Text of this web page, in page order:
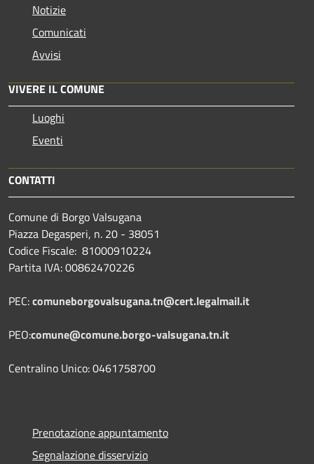
Notizie
Comunicati
Avvisi
VIVERE IL COMUNE
Luoghi
Eventi
CONTATTI
Comune di Borgo Valsugana
Piazza Degasperi, n. 20 - 38051
Codice Fiscale: 81000910224
Partita IVA: 00862470226
PEC:comuneborgovalsugana.tn@cert.legalmail.it
PEO:comune@comune.borgo-valsugana.tn.it
Centralino Unico: 0461758700
Prenotazione appuntamento
Segnalazione disservizio